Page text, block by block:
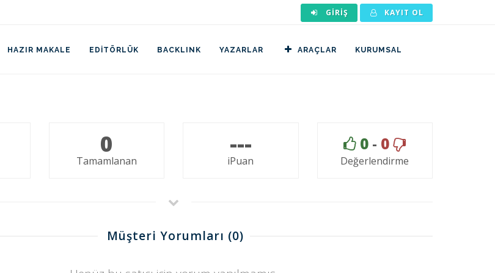
GIRIŞ KAYIT OL
HAZIR MAKALE EDITÖRLÜK BACKLINK YAZARLAR ARAÇLAR KURUMSAL
0
Tamamlanan
---
iPuan
0 - 0
Değerlendirme
Müşteri Yorumları (0)